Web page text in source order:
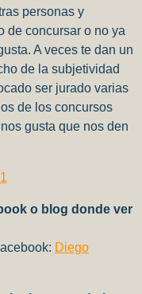
personas y
de concursar o no ya
A veces te dan un
de la subjetividad
ser jurado varias
de los concursos
gusta que nos den
o blog donde ver
Diego